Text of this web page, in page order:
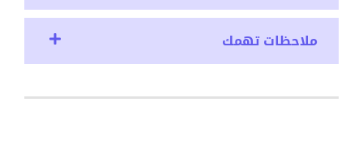
ملاحظات تهمك